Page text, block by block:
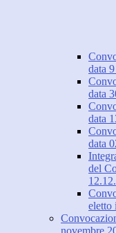
data
data
data
data
del
eletto